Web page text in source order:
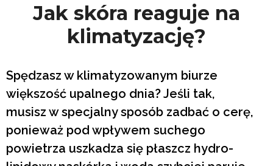
Jak skóra reaguje na
klimatyzację?
Spędzasz w klimatyzowanym biurze
większość upalnego dnia? Jeśli tak,
musisz w specjalny sposób zadbać o cerę,
ponieważ pod wpływem suchego
powietrza uszkadza się płaszcz hydro-